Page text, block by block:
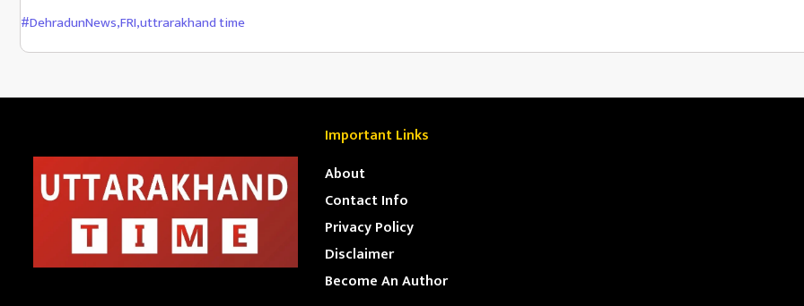
#DehradunNews,FRI,uttrarakhand time
Important Links
About
Contact Info
Privacy Policy
Disclaimer
Become An Author